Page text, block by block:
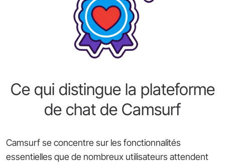
Ce qui distingue la plateforme
de chat de Camsurf
Camsurf se concentre sur les fonctionnalités
essentielles que de nombreux utilisateurs attendent